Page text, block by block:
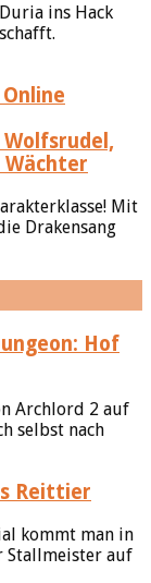
ins Hack
Wolfsrudel,
Wächter
Mit
Drakensang
Hof
Archlord 2 auf
selbst nach
Reittier
kommt man in
Stallmeister auf